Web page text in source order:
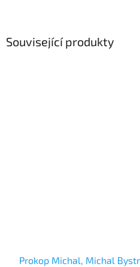
Související produkty
Prokop Michal, Michal